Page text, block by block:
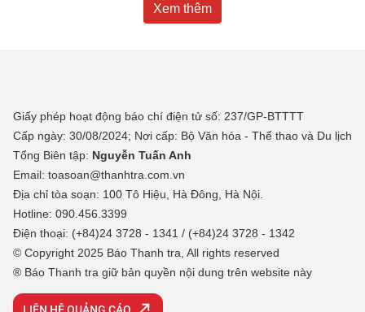
Xem thêm
Giấy phép hoạt động báo chí điện tử số: 237/GP-BTTTT
Cấp ngày: 30/08/2024; Nơi cấp: Bộ Văn hóa - Thể thao và Du lịch
Tổng Biên tập: Nguyễn Tuấn Anh
Email: toasoan@thanhtra.com.vn
Địa chỉ tòa soạn: 100 Tô Hiệu, Hà Đông, Hà Nội.
Hotline: 090.456.3399
Điện thoại: (+84)24 3728 - 1341 / (+84)24 3728 - 1342
© Copyright 2025 Báo Thanh tra, All rights reserved
® Báo Thanh tra giữ bản quyền nội dung trên website này